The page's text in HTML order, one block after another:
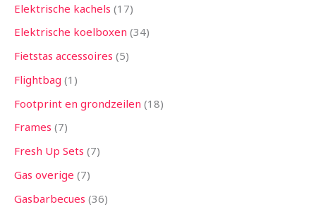
Elektrische kachels 17
Elektrische koelboxen 34
Fietstas accessoires 5
Flightbag 1
Footprint en grondzeilen 18
Frames 7
Fresh Up Sets 7
Gas overige 7
Gasbarbecues 36